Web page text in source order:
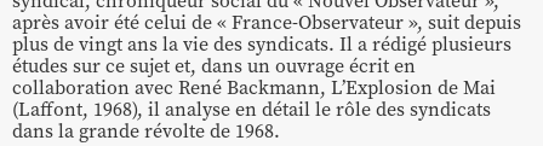
après avoir été celui de « France-Observateur », suit depuis
plus de vingt ans la vie des syndicats. Il a rédigé plusieurs
études sur ce sujet et, dans un ouvrage écrit en
collaboration avec René Backmann, L’Explosion de Mai
(Laffont, 1968), il analyse en détail le rôle des syndicats
dans la grande révolte de 1968.